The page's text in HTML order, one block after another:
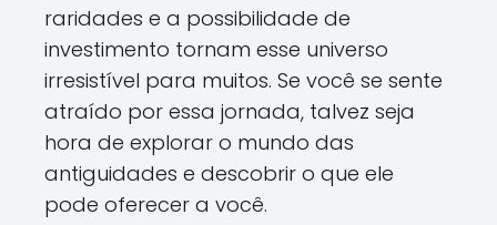
raridades e a possibilidade de
investimento tornam esse universo
irresistível para muitos. Se você se sente
atraído por essa jornada, talvez seja
hora de explorar o mundo das
antiguidades e descobrir o que ele
pode oferecer a você.